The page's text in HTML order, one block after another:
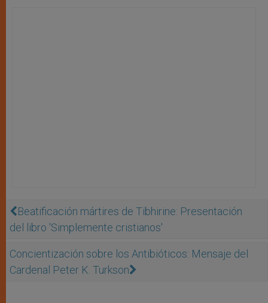
Beatificación mártires de Tibhirine: Presentación
del libro 'Simplemente cristianos'
Concientización sobre los Antibióticos: Mensaje del
Cardenal Peter K. Turkson